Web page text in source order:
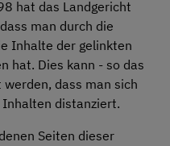
hat das Landgericht
man durch die
Inhalte der gelinkten
hat. Dies kann - so das
dass man sich
distanziert.
Seiten dieser